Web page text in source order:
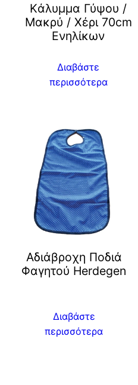
Kάλυμμα Γύψου /
Μακρύ / Χέρι 70cm
Eνηλίκων
Διαβάστε
περισσότερα
Αδιάβροχη Ποδιά
Φαγητού Herdegen
Διαβάστε
περισσότερα